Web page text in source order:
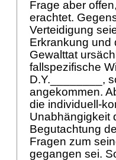
Frage aber
erachtet.
Verteidigung
Erkrankung und
Gewalttat
fallspezifische
D.Y.________,
angekommen.
die individuell-
Unabhängigkeit
Begutachtung
Fragen zum
gegangen sei.